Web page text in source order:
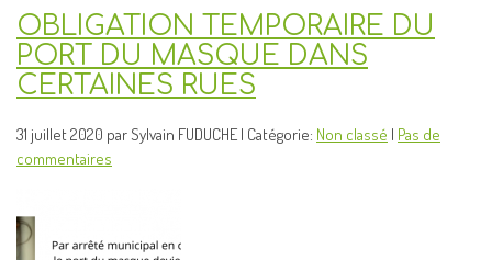
OBLIGATION TEMPORAIRE DU
PORT DU MASQUE DANS
CERTAINES RUES
31 juillet 2020 par Sylvain FUDUCHE | Catégorie: Non classé | Pas de
commentaires